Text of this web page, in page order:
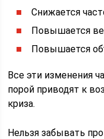
Снижается
Повышается
Повышается
Все эти изменения
порой приводят к
криза.
Нельзя забывать